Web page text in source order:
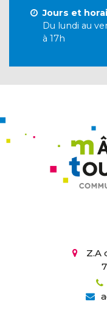
Jours et
Du lundi au
à 17h
Z.A